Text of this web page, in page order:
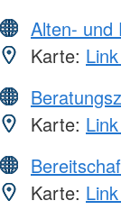
Alten- und
Karte:
Karte:
Karte: